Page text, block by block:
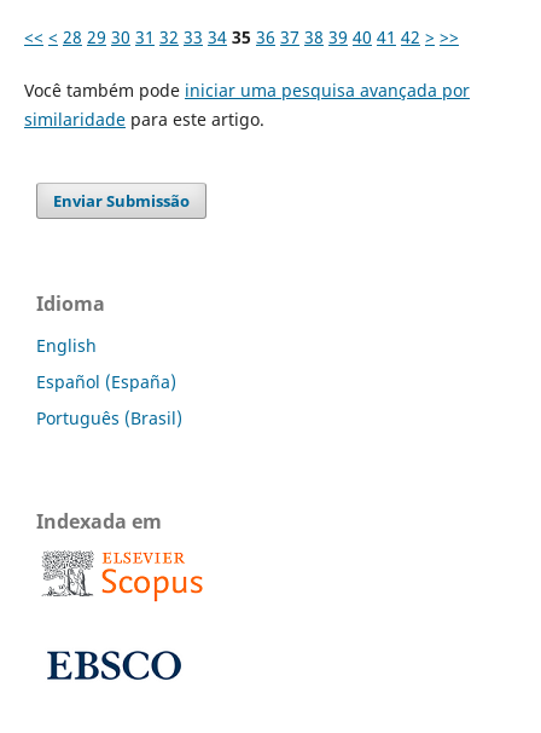
<< < 28 29 30 31 32 33 34 35 36 37 38 39 40 41 42 > >>
Você também pode iniciar uma pesquisa avançada por
similaridadepara este artigo.
Enviar Submissão
Idioma
English
Español (España)
Português (Brasil)
Indexada em